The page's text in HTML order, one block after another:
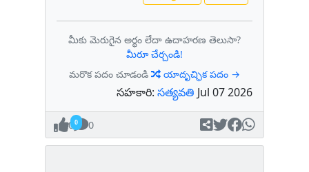
మీకు మెరుగైన అర్థం లేదా ఉదాహరణ తెలుసా?
మీరూ చేర్చండి!
మరొక పదం చూడండి
యాదృచ్ఛిక పదం →
సహకారి: సత్యవతి Jul 07 2026
0 0